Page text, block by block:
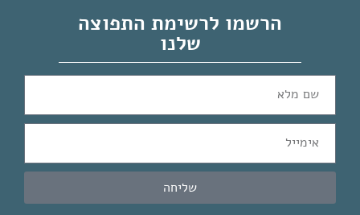
הרשמו לרשימת התפוצה
שלנו
שליחה